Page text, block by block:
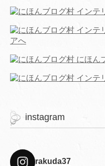
instagram
rakuda37